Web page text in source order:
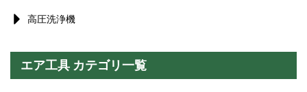
高圧洗浄機
エア工具 カテゴリ一覧